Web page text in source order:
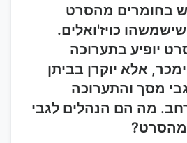
בחומרים מהסרט
כויז'ואלים.
יופיע בתערוכה
אלא יוקרן בביתן
מסך והתערוכה
מה הם הנהלים לגבי
מהסרט?